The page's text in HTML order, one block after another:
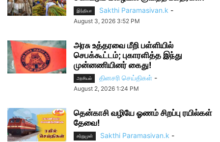
இந்தியா Sakthi Paramasivan.k -
August 3, 2026 3:52 PM
அரசு உத்தரவை மீறி பள்ளியில்
செபக்கூட்டம்; புகாரளித்த இந்து
முன்னணியினர் கைது!
அரசியல் தினசரி செய்திகள் -
August 2, 2026 1:24 PM
தென்காசி வழியே ஓணம் சிறப்பு ரயில்கள்
தேவை!
சற்றுமுன் Sakthi Paramasivan.k -